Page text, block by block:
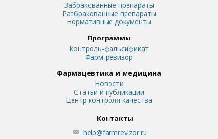
Забракованные препараты
Разбракованные препараты
Нормативные документы
Программы
Контроль-фальсификат
Фарм-ревизор
Фармацевтика и медицина
Новости
Статьи и публикации
Центр контроля качества
Контакты
help@farmrevizor.ru